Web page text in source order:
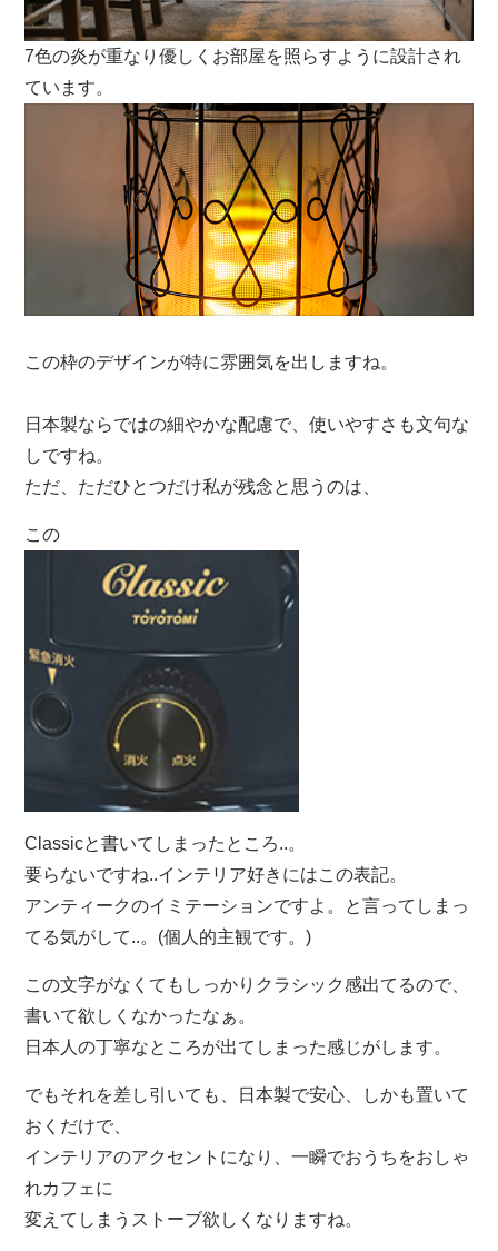
7色の炎が重なり優しくお部屋を照らすように設計され
ています。
この枠のデザインが特に雰囲気を出しますね。
日本製ならではの細やかな配慮で、使いやすさも文句な
しですね。
ただ、ただひとつだけ私が残念と思うのは、
この
Classicと書いてしまったところ..。
要らないですね..インテリア好きにはこの表記。
アンティークのイミテーションですよ。と言ってしまっ
てる気がして..。(個人的主観です。)
この文字がなくてもしっかりクラシック感出てるので、
書いて欲しくなかったなぁ。
日本人の丁寧なところが出てしまった感じがします。
でもそれを差し引いても、日本製で安心、しかも置いて
おくだけで、
インテリアのアクセントになり、一瞬でおうちをおしゃ
れカフェに
変えてしまうストーブ欲しくなりますね。